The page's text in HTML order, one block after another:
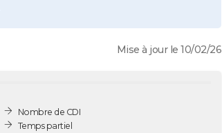
Mise à jour le 10/02/26
Nombre de CDI
Temps partiel